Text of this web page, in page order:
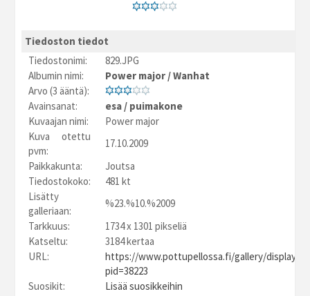
Tiedoston tiedot
Tiedostonimi:
829.JPG
Albumin nimi:
Power major /Wanhat
Arvo (3 ääntä):
Avainsanat:
esa / puimakone
Kuvaajan nimi:
Power major
Kuva otettu
pvm:
17.10.2009
Paikkakunta:
Joutsa
Tiedostokoko:
481 kt
Lisätty
galleriaan:
%23.%10.%2009
Tarkkuus:
1734 x 1301 pikseliä
Katseltu:
3184 kertaa
URL:
https://www.pottupellossa.fi/gallery/
pid=38223
Suosikit:
Lisää suosikkeihin